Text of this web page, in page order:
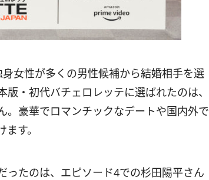
女性が多くの男性候補から結婚相手を選
・初代バチェロレッテに選ばれたのは、
。豪華でロマンチックなデートや国内外で
す。
ったのは、エピソード4での杉田陽平さん